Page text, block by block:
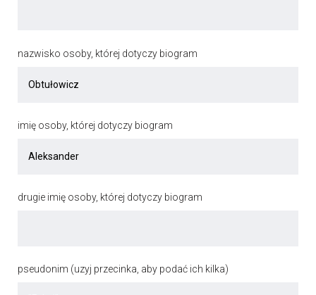
nazwisko osoby, której dotyczy biogram
imię osoby, której dotyczy biogram
drugie imię osoby, której dotyczy biogram
pseudonim (uzyj przecinka, aby podać ich kilka)